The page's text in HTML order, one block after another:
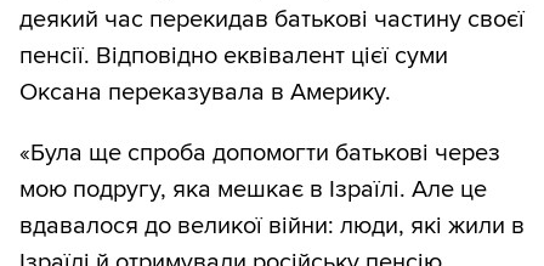
деякий час перекидав батькові частину своєї
пенсії. Відповідно еквівалент цієї суми
Оксана переказувала в Америку.
«Була ще спроба допомогти батькові через
мою подругу, яка мешкає в Ізраїлі. Але це
вдавалося до великої війни: люди, які жили в